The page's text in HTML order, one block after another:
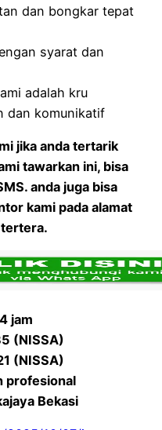
dan bongkar tepat
syarat dan
adalah kru
dan komunikatif
jika anda tertarik
tawarkan ini, bisa
anda juga bisa
kami pada alamat
jam
(NISSA)
(NISSA)
profesional
Bekasi